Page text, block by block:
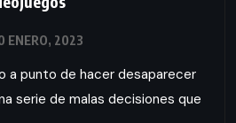
ENERO, 2023
a punto de hacer desaparecer
serie de malas decisiones que